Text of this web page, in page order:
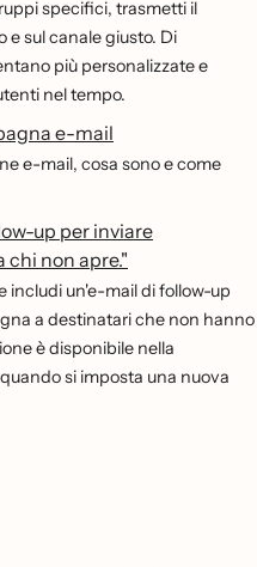
specifici, trasmetti il
e sul canale giusto. Di
più personalizzate e
nel tempo.
e-mail
e-mail, cosa sono e come
up per inviare
chi non apre."
includi un'e-mail di follow-up
a destinatari che non hanno
è disponibile nella
si imposta una nuova